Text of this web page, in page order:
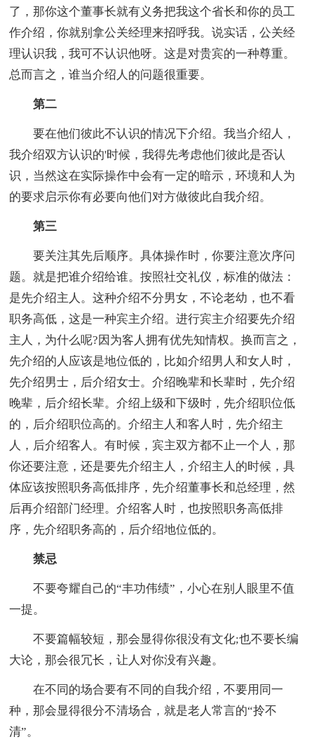
了，那你这个董事长就有义务把我这个省长和你的员工
作介绍，你就别拿公关经理来招呼我。说实话，公关经
理认识我，我可不认识他呀。这是对贵宾的一种尊重。
总而言之，谁当介绍人的问题很重要。
第二
要在他们彼此不认识的情况下介绍。我当介绍人，
我介绍双方认识的'时候，我得先考虑他们彼此是否认
识，当然这在实际操作中会有一定的暗示，环境和人为
的要求启示你有必要向他们对方做彼此自我介绍。
第三
要关注其先后顺序。具体操作时，你要注意次序问
题。就是把谁介绍给谁。按照社交礼仪，标准的做法：
是先介绍主人。这种介绍不分男女，不论老幼，也不看
职务高低，这是一种宾主介绍。进行宾主介绍要先介绍
主人，为什么呢?因为客人拥有优先知情权。换而言之，
先介绍的人应该是地位低的，比如介绍男人和女人时，
先介绍男士，后介绍女士。介绍晚辈和长辈时，先介绍
晚辈，后介绍长辈。介绍上级和下级时，先介绍职位低
的，后介绍职位高的。介绍主人和客人时，先介绍主
人，后介绍客人。有时候，宾主双方都不止一个人，那
你还要注意，还是要先介绍主人，介绍主人的时候，具
体应该按照职务高低排序，先介绍董事长和总经理，然
后再介绍部门经理。介绍客人时，也按照职务高低排
序，先介绍职务高的，后介绍地位低的。
禁忌
不要夸耀自己的“丰功伟绩”，小心在别人眼里不值
一提。
不要篇幅较短，那会显得你很没有文化;也不要长编
大论，那会很冗长，让人对你没有兴趣。
在不同的场合要有不同的自我介绍，不要用同一
种，那会显得很分不清场合，就是老人常言的“拎不
清”。